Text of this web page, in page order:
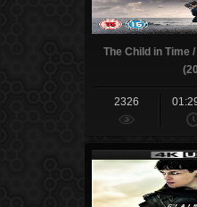
The Child in Time
2326